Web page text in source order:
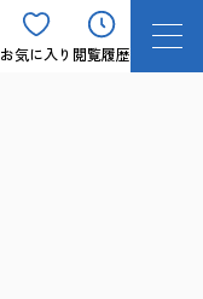
お気に入り 閲覧履歴